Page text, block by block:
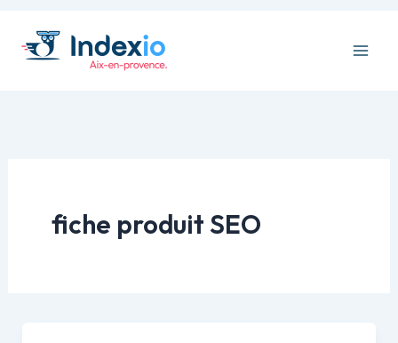
contenu
fiche produit SEO